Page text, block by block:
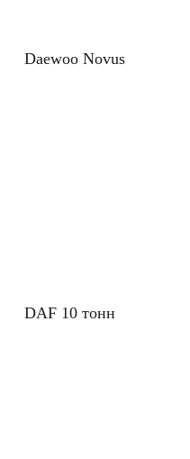
Daewoo Novus
DAF 10 тонн